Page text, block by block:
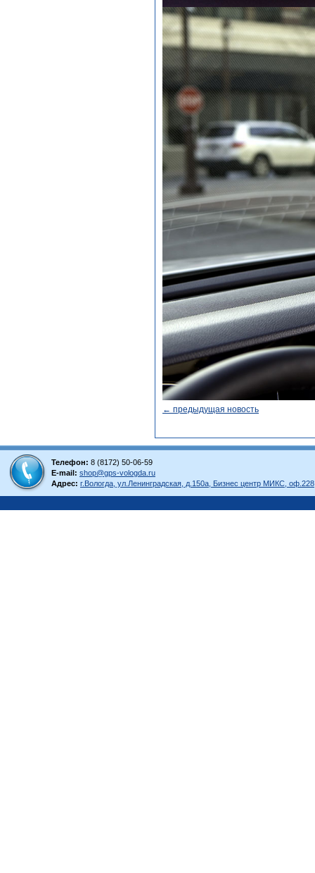
← предыдущая новость
Телефон: 8 (8172) 50-06-59
E-mail: shop@gps-vologda.ru
Адрес: г.Вологда, ул.Ленинградская, д.150а, Бизнес центр МИКС, оф.228